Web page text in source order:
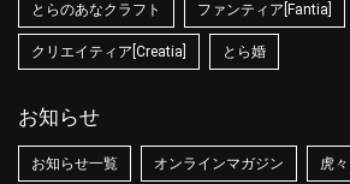
とらのあなクラフト ファンティア[Fantia]
クリエイティア[Creatia] とら婚
お知らせ
お知らせ一覧 オンラインマガジン 虎